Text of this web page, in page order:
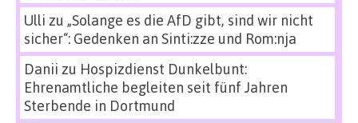
Ulli zu „Solange es die AfD gibt, sind wir nicht
sicher“: Gedenken an Sinti:zze und Rom:nja
Danii zu Hospizdienst Dunkelbunt:
Ehrenamtliche begleiten seit fünf Jahren
Sterbende in Dortmund